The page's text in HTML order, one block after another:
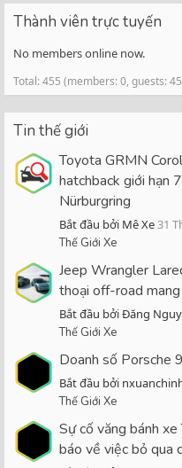
Thành viên trực tuyến
No members online now.
Total: 455 (members: 0, guests:
Tin thế giới
Toyota GRMN
hatchback giới hạn
Nürburgring
Bắt đầu bởi Mê Xe31
Thế Giới Xe
Jeep Wrangler
thoại off-road
Bắt đầu bởi Đăng
Thế Giới Xe
Doanh số Porsche
Bắt đầu bởi
Thế Giới Xe
Sự cố văng bánh
báo về việc bỏ qua